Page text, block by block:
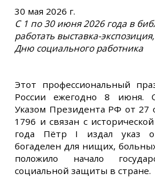
30 мая 2026 г.
С 1 по 30 июня 2026 года в
работать выставка-
Дню социального работника
Этот профессиональный
России ежегодно 8 июня.
Указом Президента РФ от 27
1796 и связан с
года Пётр I издал указ
богаделен для нищих,
положило начало
социальной защиты в стране.